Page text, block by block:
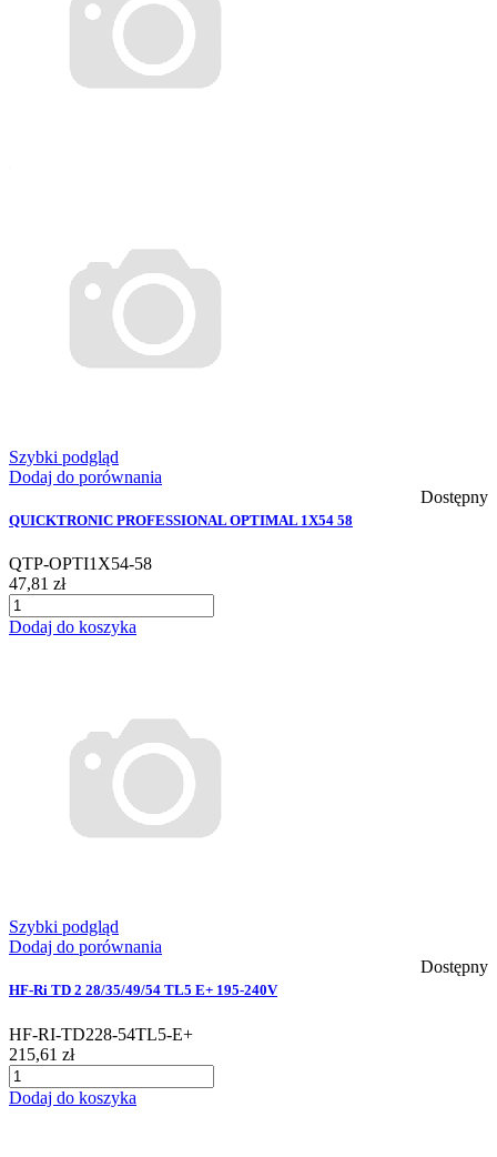
Szybki podgląd
Dodaj do porównania
Dostępny
QUICKTRONIC PROFESSIONAL OPTIMAL 1X54 58
QTP-OPTI1X54-58
47,81 zł
Dodaj do koszyka
Szybki podgląd
Dodaj do porównania
Dostępny
HF-Ri TD 2 28/35/49/54 TL5 E+ 195-240V
HF-RI-TD228-54TL5-E+
215,61 zł
Dodaj do koszyka